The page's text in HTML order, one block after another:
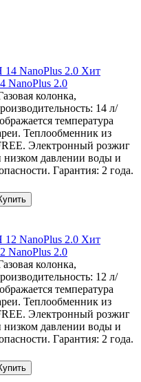
Хит
NanoPlus 2.0
колонка,
14 л/
температура
Теплообменник из
Электронный розжиг
низком давлении воды и
Гарантия: 2 года.
Хит
NanoPlus 2.0
колонка,
12 л/
температура
Теплообменник из
Электронный розжиг
низком давлении воды и
Гарантия: 2 года.